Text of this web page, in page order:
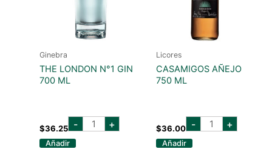
Ginebra
THE LONDON N°1 GIN
700 ML
$36.25 - the
london+
Añadir
Licores
CASAMIGOS AÑEJO
750 ML
$36.00 - casamigos
añejo +
Añadir